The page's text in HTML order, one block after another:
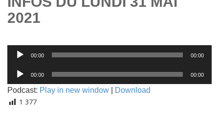
2021
Lecteur
audio
00:00 00:00
Lecteur
audio
00:00 00:00
Podcast: Play in new window Download
1 377